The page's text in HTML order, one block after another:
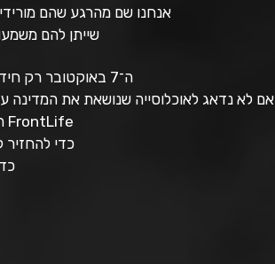
אנחנו שם מהרגע שהם
שייתן להם
ה־7 באוקטובר רק חידד שהאתגר כבר מזמן לא אישי — הוא לאומי.
אם לא נדאג לאוכלוסייה שנושאת את המדינה
FrontLife הוקמה כדי למנוע את המשבר הזה.
כדי